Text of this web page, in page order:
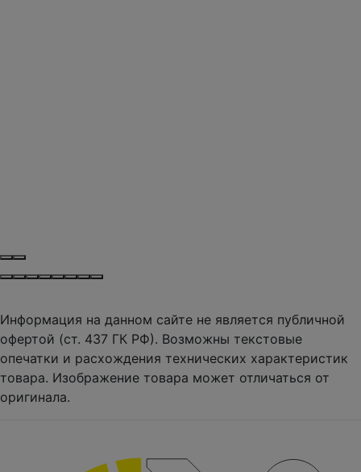
Информация на данном сайте не является публичной
офертой (ст. 437 ГК РФ). Возможны текстовые
опечатки и расхождения технических характеристик
товара. Изображение товара может отличаться от
оригинала.